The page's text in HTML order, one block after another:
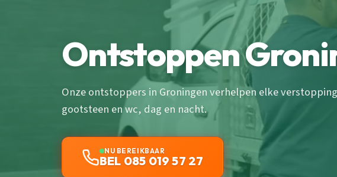
Ontstoppen
Onze ontstoppers in Groningen verhelpen elke
gootsteen en wc, dag en nacht.
NU BEREIKBAAR
BEL 085 019 57 27